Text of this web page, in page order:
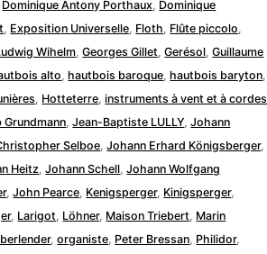
Dominique Antony Porthaux, Dominique
, Exposition Universelle, Floth, Flûte piccolo,
Wihelm,Georges Gillet,Gerésol,Guillaume
alto,hautbois baroque,hautbois baryton,
, Hotteterre,instruments à vent et à cordes
Grundmann,Jean-Baptiste LULLY,Johann
Selboe,Johann Erhard Königsberger,
Heitz,Johann Schell,Johann Wolfgang
,John Pearce, Kenigsperger, Kinigsperger,
, Larigot, Löhner, Maison Triebert, Marin
,organiste, Peter Bressan, Philidor,